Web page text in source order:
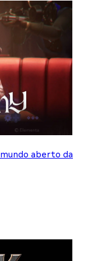
mundo aberto da